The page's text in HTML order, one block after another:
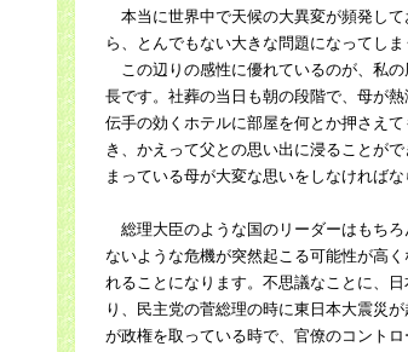
本当に世界中で天候の大異変が頻発し
ら、とんでもない大きな問題になってしま
この辺りの感性に優れているのが、私
長です。社葬の当日も朝の段階で、母が
伝手の効くホテルに部屋を何とか押さえ
き、かえって父との思い出に浸ることが
まっている母が大変な思いをしなければな
総理大臣のような国のリーダーはもち
ないような危機が突然起こる可能性が高
れることになります。不思議なことに、
り、民主党の菅総理の時に東日本大震災
が政権を取っている時で、官僚のコント